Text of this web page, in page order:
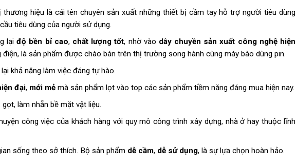
hiệu là cái tên chuyên sản xuất những thiết bị cầm tay hỗ trợ người tiêu dùng
tiêu dùng của người sử dụng.
lạiđộ bền bỉ cao, chất lượng tốt, nhờ vào dây chuyền sản xuất công nghệ hiện
là sản phẩm được chào bán trên thị trường song hành cùng máy bào dùng pin.
khả năng làm việc đáng tự hào.
đại, mới mẻmà sản phẩm lọt vào top các sản phẩm tiềm năng đáng mua hiện nay.
làm nhẵn bề mặt vật liệu.
công việc của khách hàng với quy mô công trình xây dựng, nhà ở hay thuộc lĩnh
sống theo sở thích. Bộ sản phẩm dễ cầm, dễ sử dụng, là sự lựa chọn hoàn hảo.